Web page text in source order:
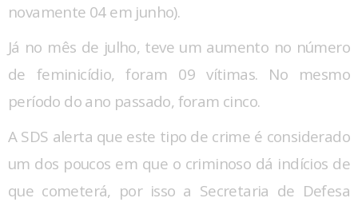
novamente 04 em junho).
Já no mês de julho, teve um aumento no número
de feminicídio, foram 09 vítimas. No mesmo
período do ano passado, foram cinco.
A SDS alerta que este tipo de crime é considerado
um dos poucos em que o criminoso dá indícios de
que cometerá, por isso a Secretaria de Defesa